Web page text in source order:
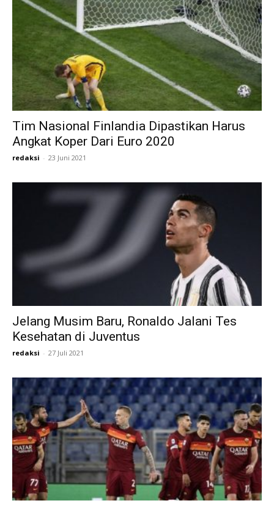
Tim Nasional Finlandia Dipastikan Harus
Angkat Koper Dari Euro 2020
redaksi - 23 Juni 2021
Jelang Musim Baru, Ronaldo Jalani Tes
Kesehatan di Juventus
redaksi - 27 Juli 2021